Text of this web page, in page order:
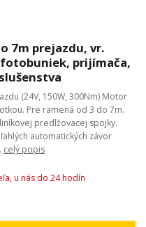
7m prejazdu, vr.
prijímača,
(24V, 150W, 300Nm) Motor
Pre ramená od 3 do 7m.
predlžovacej spojky.
automatických závor
celý popis
u nás do 24 hodín